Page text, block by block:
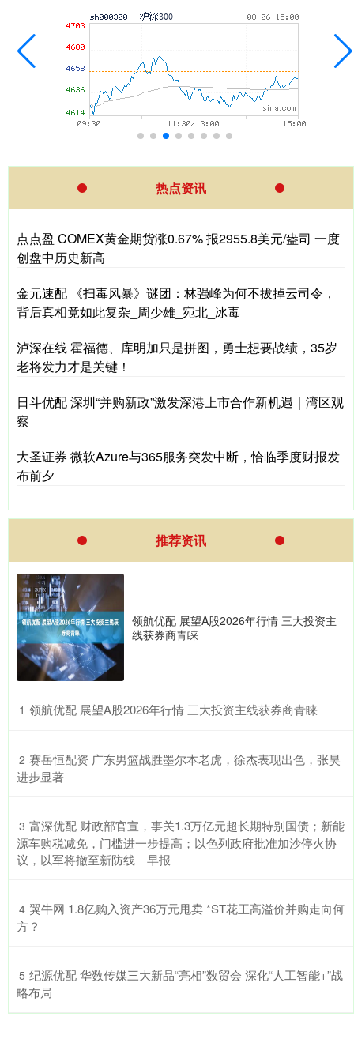
热点资讯
点点盈 COMEX黄金期货涨0.67% 报2955.8美元/盎司 一度
创盘中历史新高
金元速配 《扫毒风暴》谜团：林强峰为何不拔掉云司令，
背后真相竟如此复杂_周少雄_宛北_冰毒
泸深在线 霍福德、库明加只是拼图，勇士想要战绩，35岁
老将发力才是关键！
日斗优配 深圳“并购新政”激发深港上市合作新机遇｜湾区观
察
大圣证券 微软Azure与365服务突发中断，恰临季度财报发
布前夕
推荐资讯
领航优配 展望A股2026年行情 三大投资主
线获券商青睐
1 ​领航优配 展望A股2026年行情 三大投资主线获券商青睐
2 ​赛岳恒配资 广东男篮战胜墨尔本老虎，徐杰表现出色，张昊
进步显著
3 ​富深优配 财政部官宣，事关1.3万亿元超长期特别国债；新能
源车购税减免，门槛进一步提高；以色列政府批准加沙停火协
议，以军将撤至新防线｜早报
4 ​翼牛网 1.8亿购入资产36万元甩卖 *ST花王高溢价并购走向何
方？
5 ​纪源优配 华数传媒三大新品“亮相”数贸会 深化“人工智能+”战
略布局